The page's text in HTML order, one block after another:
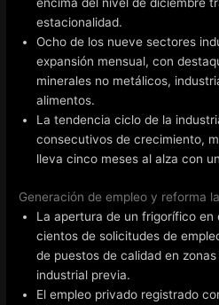
estacionalidad.
Ocho de los nueve sectores
expansión mensual, con
minerales no metálicos,
alimentos.
La tendencia ciclo de la
consecutivos de crecimiento,
lleva cinco meses al alza con
Generación de empleo y reforma
La apertura de un frigorífico en
cientos de solicitudes de
de puestos de calidad en
industrial previa.
El empleo privado registrado